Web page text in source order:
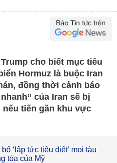
cho biết mục tiêu
Hormuz là buộc Iran
đồng thời cảnh báo
của Iran sẽ bị
nếu tiến gần khu vực
‘lập tức tiêu diệt’ mọi tàu
tỏa của Mỹ